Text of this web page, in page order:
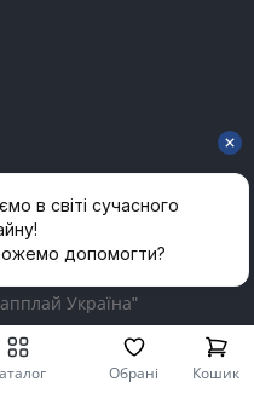
Україна"
Обрані Кошик